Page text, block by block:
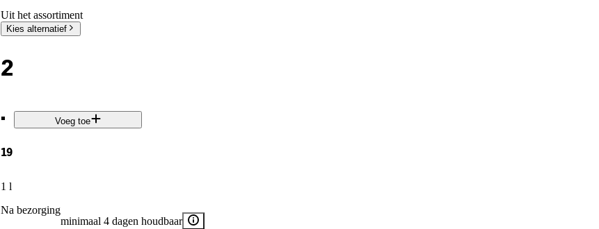
Uit het assortiment
Kies alternatief
2
.
19
1 l
Voeg toe
Na bezorging
minimaal 4 dagen houdbaar